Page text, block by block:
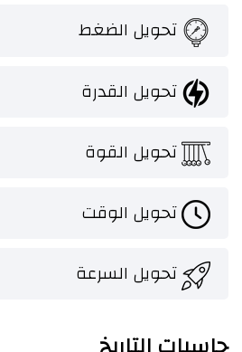
تحويل الضغط
تحويل القدرة
تحويل القوة
تحويل الوقت
تحويل السرعة